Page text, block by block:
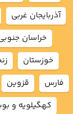
آذربايجان غربي
خراسان
خوزستان
فارس
قزوين
كهگيلويه و